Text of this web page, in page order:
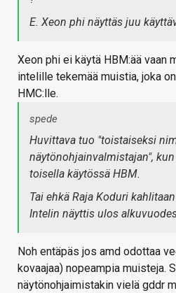
E. Xeon phi näyttäs juu
Xeon phi ei käytä HBM:ää vaan
intelille tekemää muistia, joka
HMC:lle.
spede
Huvittava tuo "toistaiseksi
näytönohjainvalmistajan",
toisella käytössä HBM.
Tai ehkä Raja Koduri
Intelin näyttis ulos
Noh entäpäs jos amd odottaa
kovaajaa) nopeampia muisteja.
näytönohjaimistakin vielä gddr